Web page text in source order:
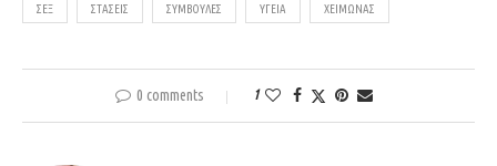
ΣΕΞ ΣΤΆΣΕΙΣ ΣΥΜΒΟΥΛΈΣ ΥΓΕΊΑ ΧΕΙΜΏΝΑΣ
0 comments 1